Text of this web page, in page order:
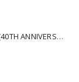
FINE YOUNG CANNIBALS - FYC 40 (40TH ANNIVERSARY)